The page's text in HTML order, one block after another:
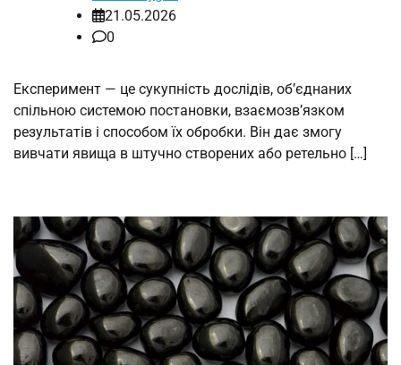
21.05.2026
0
Експеримент — це сукупність дослідів, об’єднаних
спільною системою постановки, взаємозв’язком
результатів і способом їх обробки. Він дає змогу
вивчати явища в штучно створених або ретельно […]